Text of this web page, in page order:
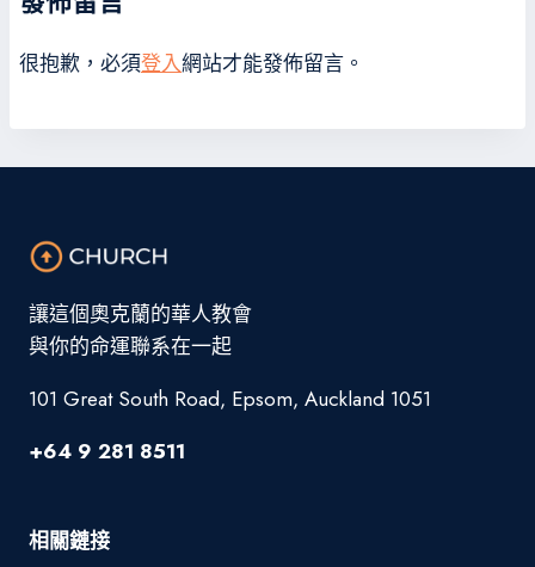
很抱歉，必須登入網站才能發佈留言。
讓這個奧克蘭的華人教會
與你的命運聯系在一起
101 Great South Road, Epsom, Auckland 1051
+64 9 281 8511
相關鏈接